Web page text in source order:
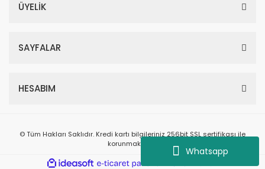
Whatsapp
ÜYELİK
SAYFALAR
HESABIM
© Tüm Hakları Saklıdır. Kredi kartı bilgileriniz 256bit SSL sertifikası ile
korunmaktadır.
ideasoft